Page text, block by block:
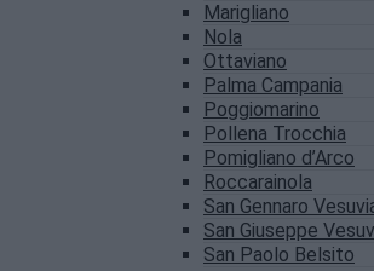
Marigliano
Nola
Ottaviano
Palma Campania
Poggiomarino
Pollena Trocchia
Pomigliano d’Arco
Roccarainola
San Gennaro
San Giuseppe
San Paolo Belsito